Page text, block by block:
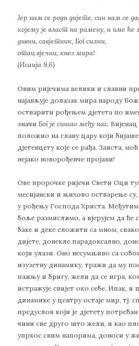
Јер нам се роди дијете, син нам се
којему је власт на рамену, и име ће
дивни, савјетник, Бог силни,
отац вјечни, кнез мира!
(Исаија 9,6)
Овим ријечима велики и славни
најављује долазак мира народу
остварити рођењем дјетета по
значи Бог је сишао међу нас.
положио на главу цару који
дјетенцету које се рађа. Заиста,
нејако новорођенче пројави!
Ове пророчке ријечи Свети Оци
месијански и њихово остварење
у рођењу Господа Христа.
боље размислимо, а вјерујем да ће
баке и деке сложити са мном,
дијете, донекле парадоксално,
који улази. Оно несумњиво са
изузетну динамику, тражи да му
пажњу и бригу, жели да се игра,
истражује свијет око себе. Ипак, и
динамике у центру остаје мир, тј.
предуслов који је дјетету
чини све друго што жели, и као
упркос свим напорима, доноси у